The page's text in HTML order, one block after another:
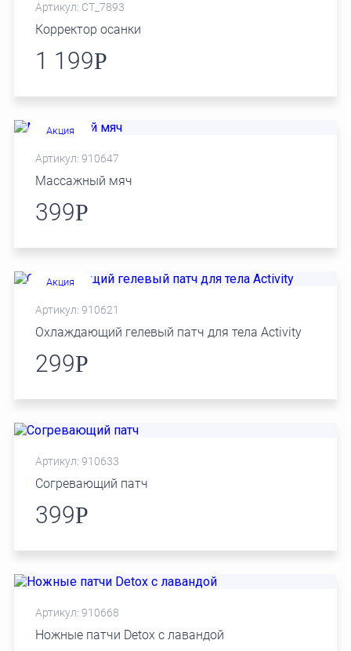
Артикул: СТ_7893
Корректор осанки
1 199Р
Акция
Артикул: 910647
Массажный мяч
399Р
Акция
Артикул: 910621
Охлаждающий гелевый патч для тела Activity
299Р
Артикул: 910633
Согревающий патч
399Р
Артикул: 910668
Ножные патчи Detox с лавандой